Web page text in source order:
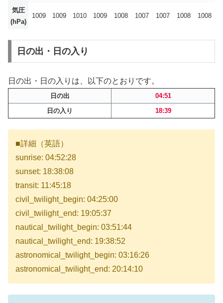
気圧
(hPa)
1009 1009 1010 1009 1008 1007 1007 1008 1008
日の出・日の入り
日の出・日の入りは、以下のとおりです。
日の出
04:51
日の入り
18:39
■詳細（英語）
sunrise: 04:52:28
sunset: 18:38:08
transit: 11:45:18
civil_twilight_begin: 04:25:00
civil_twilight_end: 19:05:37
nautical_twilight_begin: 03:51:44
nautical_twilight_end: 19:38:52
astronomical_twilight_begin: 03:16:26
astronomical_twilight_end: 20:14:10